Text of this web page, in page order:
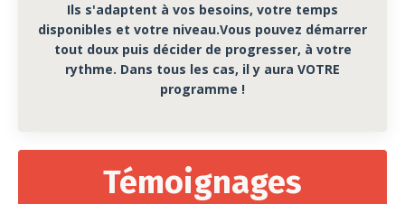
Ils s'adaptent à vos besoins, votre temps
disponibles et votre niveau.Vous pouvez démarrer
tout doux puis décider de progresser, à votre
rythme. Dans tous les cas, il y aura VOTRE
programme !
Témoignages